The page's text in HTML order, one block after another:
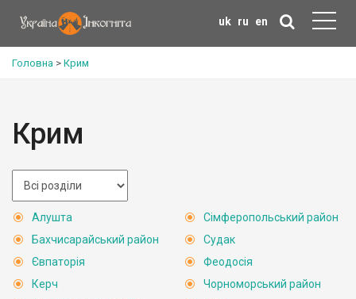
uk ru en
Головна > Крим
Крим
Алушта
Бахчисарайський район
Євпаторія
Керч
Сімферопольський район
Судак
Феодосія
Чорноморський район